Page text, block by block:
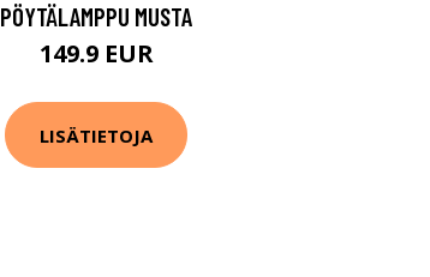
PÖYTÄLAMPPU MUSTA
149.9 EUR
LISÄTIETOJA